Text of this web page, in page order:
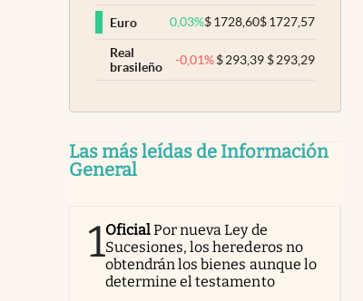
Euro 0,03%$1728,60$1727,57
Real
brasileño
-0,01% $293,39 $293,29
Las más leídas de Información
General
1OficialPor nueva Ley de
Sucesiones, los herederos no
obtendrán los bienes aunque lo
determine el testamento